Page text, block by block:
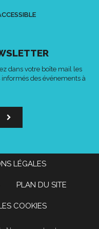
dans votre boîte mail les
des événements à
LÉGALES
PLAN DU SITE
COOKIES